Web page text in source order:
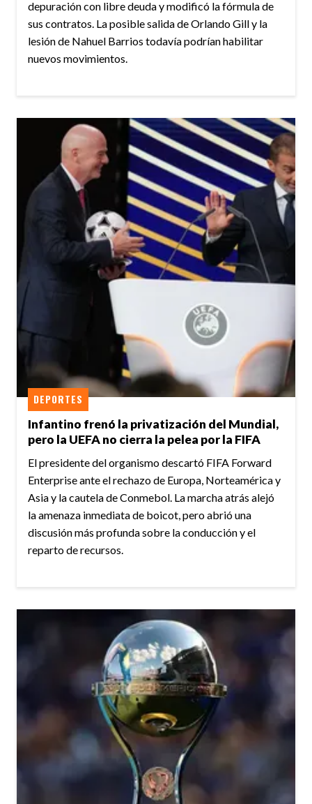
depuración con libre deuda y modificó la fórmula de
sus contratos. La posible salida de Orlando Gill y la
lesión de Nahuel Barrios todavía podrían habilitar
nuevos movimientos.
Infantino frenó la privatización del Mundial,
pero la UEFA no cierra la pelea por la FIFA
DEPORTES
El presidente del organismo descartó FIFA Forward
Enterprise ante el rechazo de Europa, Norteamérica y
Asia y la cautela de Conmebol. La marcha atrás alejó
la amenaza inmediata de boicot, pero abrió una
discusión más profunda sobre la conducción y el
reparto de recursos.